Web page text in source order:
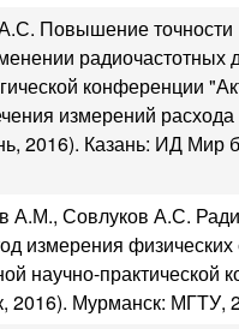
Повышение
радиочастотных
конференции
измерений
2016). Казань: ИД Мир
А.М., Совлуков А.С.
измерения физических
научно-практической
2016). Мурманск: МГТУ,